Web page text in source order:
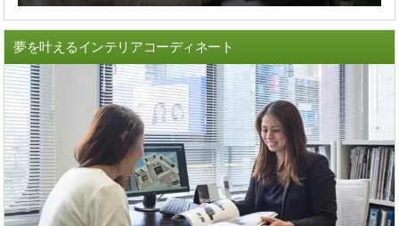
夢を叶えるインテリアコーディネート